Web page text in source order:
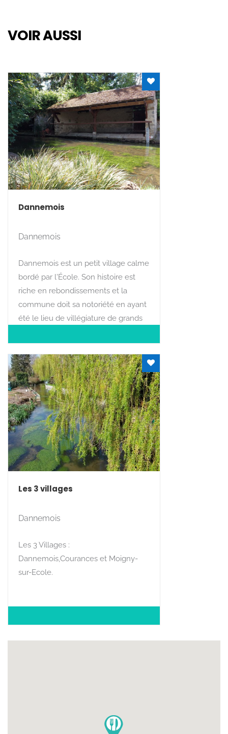
Rechercher
VOIR AUSSI
Dannemois
Dannemois
Dannemois est un petit village calme
bordé par l'École. Son histoire est
riche en rebondissements et la
commune doit sa notoriété en ayant
été le lieu de villégiature de grands
François, Jean Tinguely, Niki de Saint
Phalle.
Les 3 villages
Dannemois
Les 3 Villages :
Dannemois,Courances et Moigny-
sur-Ecole.